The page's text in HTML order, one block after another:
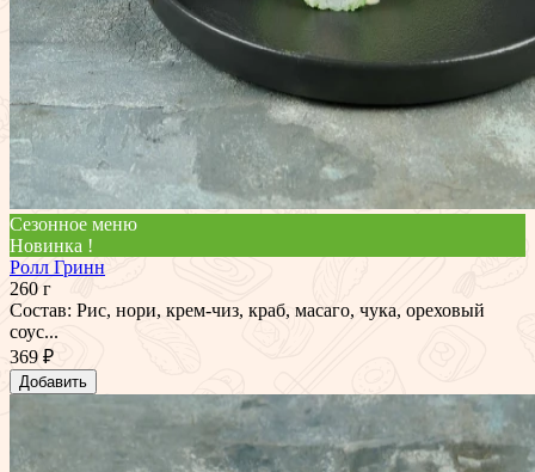
Сезонное меню
Новинка !
Ролл Гринн
260 г
Состав: Рис, нори, крем-чиз, краб, масаго, чука, ореховый
соус...
369 ₽
Добавить